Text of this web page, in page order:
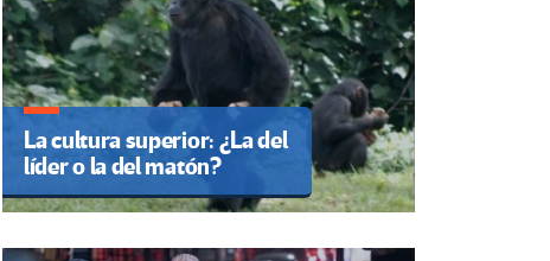
La cultura superior: ¿La del
líder o la del matón?